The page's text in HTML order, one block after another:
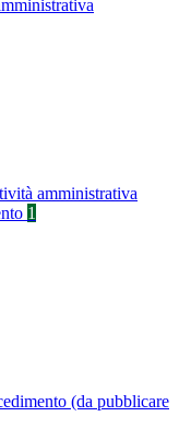
amministrativa
1
(da pubblicare